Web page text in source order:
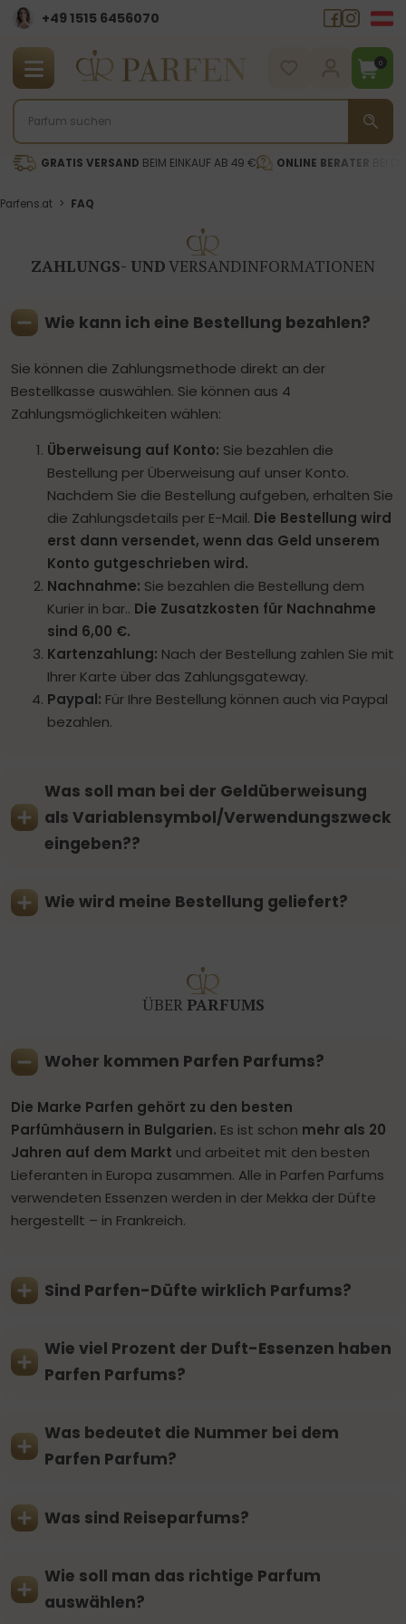
+49 1515 6456070
0
GRATIS VERSAND BEIM EINKAUF AB 49 € ONLINE BERATER
Parfens.at > FAQ
ZAHLUNGS- UNDVERSANDINFORMATIONEN
Wie kann ich eine Bestellung bezahlen?
Sie können die Zahlungsmethode direkt an der
Bestellkasse auswählen. Sie können aus 4
Zahlungsmöglichkeiten wählen:
Überweisung auf Konto: Sie bezahlen die
Bestellung per Überweisung auf unser Konto.
Nachdem Sie die Bestellung aufgeben, erhalten Sie
die Zahlungsdetails per E-Mail. Die Bestellung wird
erst dann versendet, wenn das Geld unserem
Konto gutgeschrieben wird.
Nachnahme: Sie bezahlen die Bestellung dem
Kurier in bar.. Die Zusatzkosten für Nachnahme
sind 6,00 €.
Kartenzahlung: Nach der Bestellung zahlen Sie mit
Ihrer Karte über das Zahlungsgateway.
Paypal: Für Ihre Bestellung können auch via Paypal
bezahlen.
Was soll man bei der Geldüberweisung
als Variablensymbol/Verwendungszweck
eingeben??
Wie wird meine Bestellung geliefert?
ÜBER PARFUMS
Woher kommen Parfen Parfums?
Die Marke Parfen gehört zu den besten
Parfümhäusern in Bulgarien. Es ist schon mehr als 20
Jahren auf dem Markt und arbeitet mit den besten
Lieferanten in Europa zusammen. Alle in Parfen Parfums
verwendeten Essenzen werden in der Mekka der Düfte
hergestellt – in Frankreich.
Sind Parfen-Düfte wirklich Parfums?
Wie viel Prozent der Duft-Essenzen haben
Parfen Parfums?
Was bedeutet die Nummer bei dem
Parfen Parfum?
Was sind Reiseparfums?
Wie soll man das richtige Parfum
auswählen?